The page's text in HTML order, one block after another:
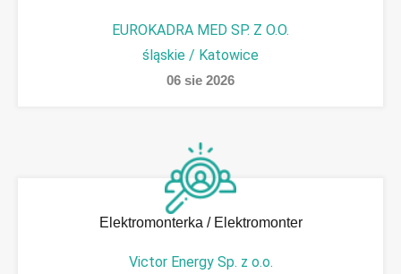
EUROKADRA MED SP. Z O.O.
śląskie / Katowice
06 sie 2026
Elektromonterka / Elektromonter
Victor Energy Sp. z o.o.